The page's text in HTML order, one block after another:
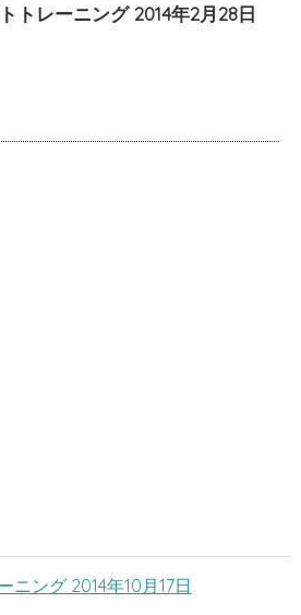
トレーニング 2014年2月28日
ニング 2014年10月17日